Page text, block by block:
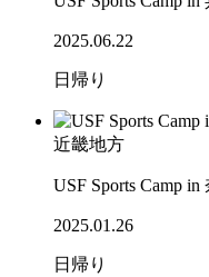
2025.06.22
日帰り
近畿地方
USF Sports Camp
2025.01.26
日帰り